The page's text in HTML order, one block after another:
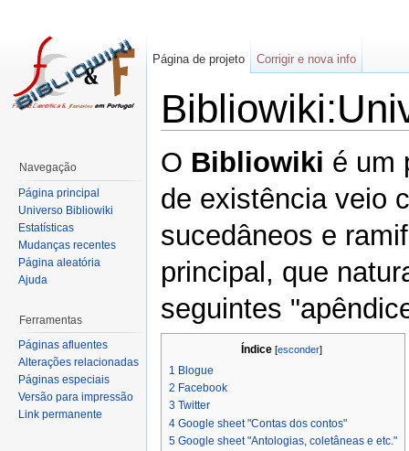
O Bibliowiki é um
de existência veio
sucedâneos e
principal, que
seguintes
Índice [esconder]
1 Blogue
2 Facebook
3 Twitter
4 Google sheet "Contas dos contos"
5 Google sheet "Antologias, coletâneas e etc."
Página de projeto Corrigir e nova info
Navegação
Página principal
Universo Bibliowiki
Estatísticas
Mudanças recentes
Página aleatória
Ajuda
Ferramentas
Páginas afluentes
Alterações relacionadas
Páginas especiais
Versão para impressão
Link permanente